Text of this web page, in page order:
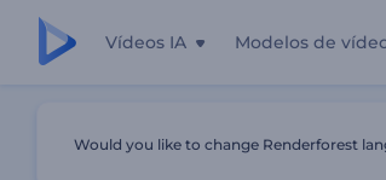
Vídeos IA Modelos de
Would you like to change Renderforest